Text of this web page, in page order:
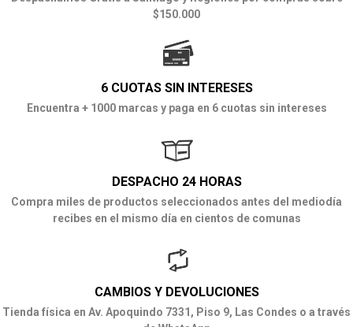
$150.000
6 CUOTAS SIN INTERESES
Encuentra + 1000 marcas y paga en 6 cuotas sin intereses
DESPACHO 24 HORAS
Compra miles de productos seleccionados antes del mediodía
recibes en el mismo día en cientos de comunas
CAMBIOS Y DEVOLUCIONES
Tienda física en Av. Apoquindo 7331, Piso 9, Las Condes o a través